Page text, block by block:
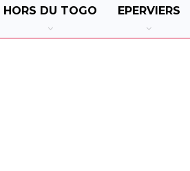
HORS DU TOGO EPERVIERS